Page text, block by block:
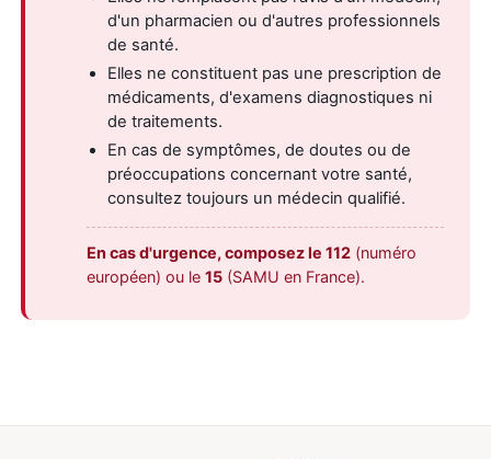
d'un pharmacien ou d'autres professionnels
de santé.
Elles ne constituent pas une prescription de
médicaments, d'examens diagnostiques ni
de traitements.
En cas de symptômes, de doutes ou de
préoccupations concernant votre santé,
consultez toujours un médecin qualifié.
En cas d'urgence, composez le 112 (numéro
européen) ou le15 (SAMU en France).